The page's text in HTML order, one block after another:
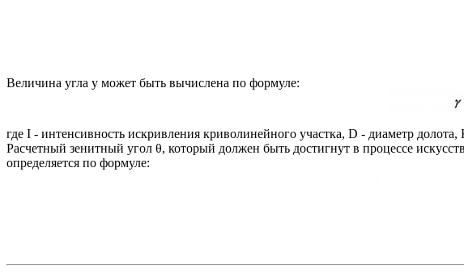
Величина угла у может быть вычислена по формуле:
где I - интенсивность искривления криволинейного участка, D - диаметр
Расчетный зенитный угол θ, который должен быть достигнут в процессе
определяется по формуле: